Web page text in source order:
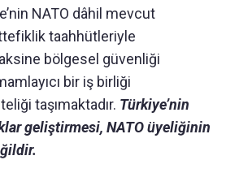
NATO dâhil mevcut
taahhütleriyle
bölgesel güvenliği
bir iş birliği
taşımaktadır. Türkiye’nin
geliştirmesi, NATO üyeliğinin